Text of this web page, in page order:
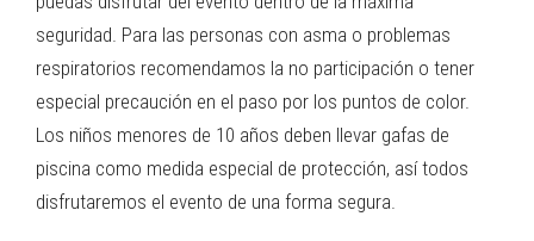
seguridad. Para las personas con asma o problemas
respiratorios recomendamos la no participación o tener
especial precaución en el paso por los puntos de color.
Los niños menores de 10 años deben llevar gafas de
piscina como medida especial de protección, así todos
disfrutaremos el evento de una forma segura.